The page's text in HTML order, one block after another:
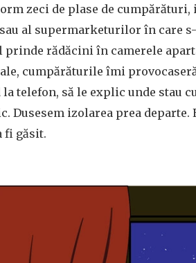
zeci de plase de
al supermarketurilor în care
rădăcini în camerele
cumpărăturile îmi
telefon, să le explic unde stau
Dusesem izolarea prea departe.
fi găsit.